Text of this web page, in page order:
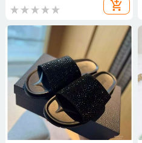
add_shopping_cart